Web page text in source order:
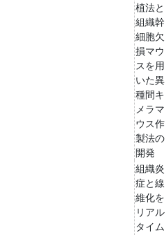
植法と
組織幹
細胞欠
損マウ
スを用
いた異
種間キ
メラマ
ウス作
製法の
開発
組織炎
症と線
維化を
リアル
タイム